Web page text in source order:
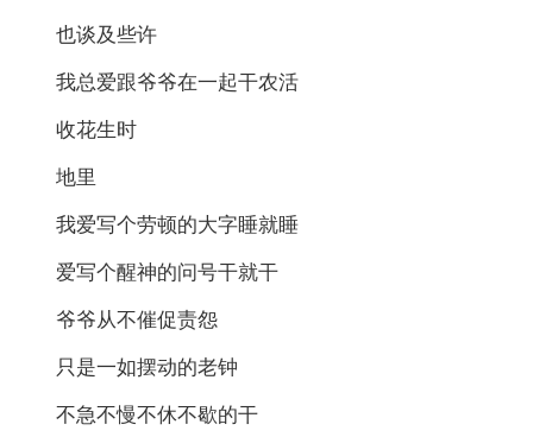
也谈及些许
我总爱跟爷爷在一起干农活
收花生时
地里
我爱写个劳顿的大字睡就睡
爱写个醒神的问号干就干
爷爷从不催促责怨
只是一如摆动的老钟
不急不慢不休不歇的干